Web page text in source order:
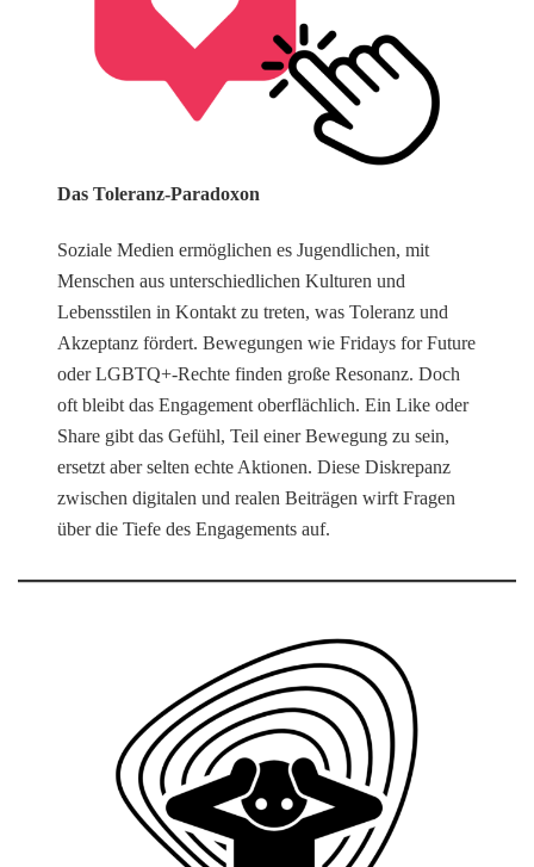
Das Toleranz-Paradoxon
Soziale Medien ermöglichen es Jugendlichen, mit
Menschen aus unterschiedlichen Kulturen und
Lebensstilen in Kontakt zu treten, was Toleranz und
Akzeptanz fördert. Bewegungen wie Fridays for Future
oder LGBTQ+-Rechte finden große Resonanz. Doch
oft bleibt das Engagement oberflächlich. Ein Like oder
Share gibt das Gefühl, Teil einer Bewegung zu sein,
ersetzt aber selten echte Aktionen. Diese Diskrepanz
zwischen digitalen und realen Beiträgen wirft Fragen
über die Tiefe des Engagements auf.